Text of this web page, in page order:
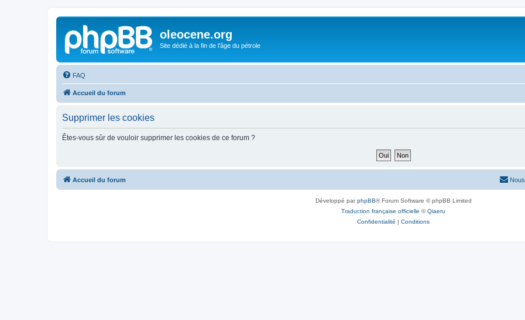
oleocene.org
Site dédié à la fin de l'âge du pétrole
FAQ
Accueil du forum
Supprimer les cookies
Êtes-vous sûr de vouloir supprimer les cookies de ce forum ?
Accueil du forum
Développé parphpBB® Forum Software © phpBB Limited
Traduction française officielle ©Qiaeru
Confidentialité | Conditions